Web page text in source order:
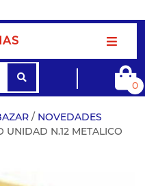
0
/ NOVEDADES
UNIDAD N.12 METALICO